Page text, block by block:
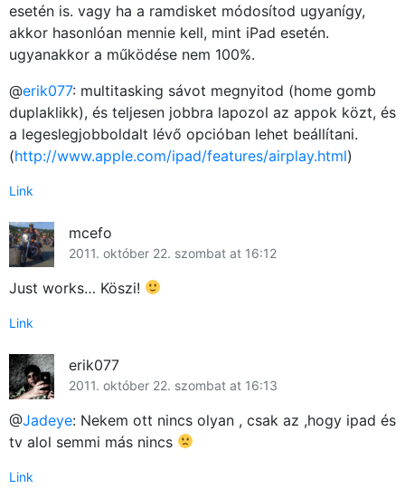
esetén is. vagy ha a ramdisket módosítod ugyanígy,
akkor hasonlóan mennie kell, mint iPad esetén.
ugyanakkor a működése nem 100%.
@erik077: multitasking sávot megnyitod (home gomb
duplaklikk), és teljesen jobbra lapozol az appok közt, és
a legeslegjobboldalt lévő opcióban lehet beállítani.
(http://www.apple.com/ipad/features/airplay.html)
Link
mcefo
2011. október 22. szombat at 16:12
Just works… Köszi!
Link
erik077
2011. október 22. szombat at 16:13
@Jadeye: Nekem ott nincs olyan , csak az ,hogy ipad és
tv alol semmi más nincs
Link